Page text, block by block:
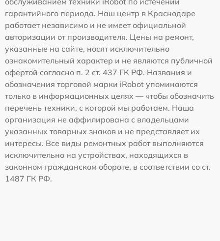
гарантийного периода. Наш центр в Краснодаре
работает независимо и не имеет официальной
авторизации от производителя. Цены на ремонт,
указанные на сайте, носят исключительно
ознакомительный характер и не являются публичной
офертой согласно п. 2 ст. 437 ГК РФ. Названия и
обозначения торговой марки iRobot упоминаются
только в информационных целях — чтобы обозначить
перечень техники, с которой мы работаем. Наша
организация не аффилирована с владельцами
указанных товарных знаков и не представляет их
интересы. Все виды ремонтных работ выполняются
исключительно на устройствах, находящихся в
законном гражданском обороте, в соответствии со ст.
1487 ГК РФ.